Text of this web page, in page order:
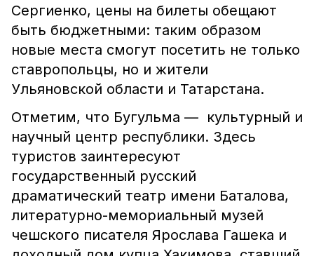
Сергиенко, цены на билеты обещают
быть бюджетными: таким образом
новые места смогут посетить не только
ставропольцы, но и жители
Ульяновской области и Татарстана.
Отметим, что Бугульма — культурный и
научный центр республики. Здесь
туристов заинтересуют
государственный русский
драматический театр имени Баталова,
литературно-мемориальный музей
чешского писателя Ярослава Гашека и